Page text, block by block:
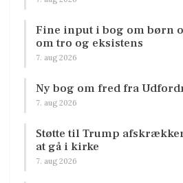
Fine input i bog om børn
om tro og eksistens
7. aug 2026
Ny bog om fred fra
7. aug 2026
Støtte til Trump
at gå i kirke
7. aug 2026